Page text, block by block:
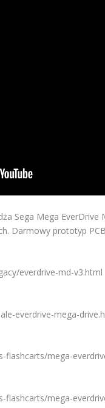
Sega Mega
Darmowy prototyp
everdrive-md-v3.html
everdrive-mega-
flashcarts/mega-
flashcarts/mega-